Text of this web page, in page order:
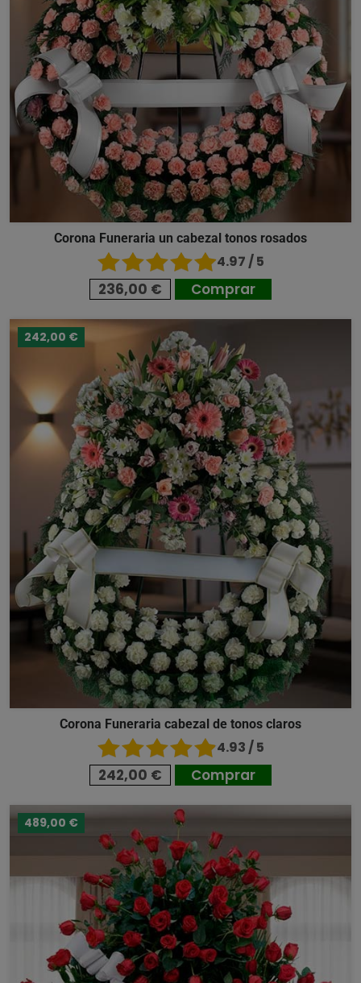
Corona Funeraria un cabezal tonos rosados
4.97 / 5
236,00 € Comprar
242,00 €
Corona Funeraria cabezal de tonos claros
4.93 / 5
242,00 € Comprar
489,00 €